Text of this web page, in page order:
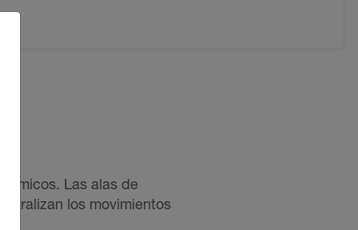
Las alas de
los movimientos